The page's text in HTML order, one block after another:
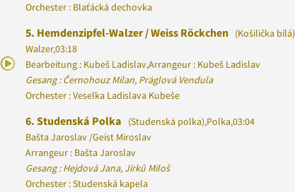
Orchester : Blaťácká dechovka
5. Hemdenzipfel-Walzer / Weiss Röckchen (Košilička bílá)
Walzer,03:18
Bearbeitung : Kubeš Ladislav,Arrangeur : Kubeš Ladislav
Gesang : Černohouz Milan, Práglová Vendula
Orchester : Veselka Ladislava Kubeše
6. Studenská Polka (Studenská polka),Polka,03:04
Bašta Jaroslav /Geist Miroslav
Arrangeur : Bašta Jaroslav
Gesang : Hejdová Jana, Jirků Miloš
Orchester : Studenská kapela